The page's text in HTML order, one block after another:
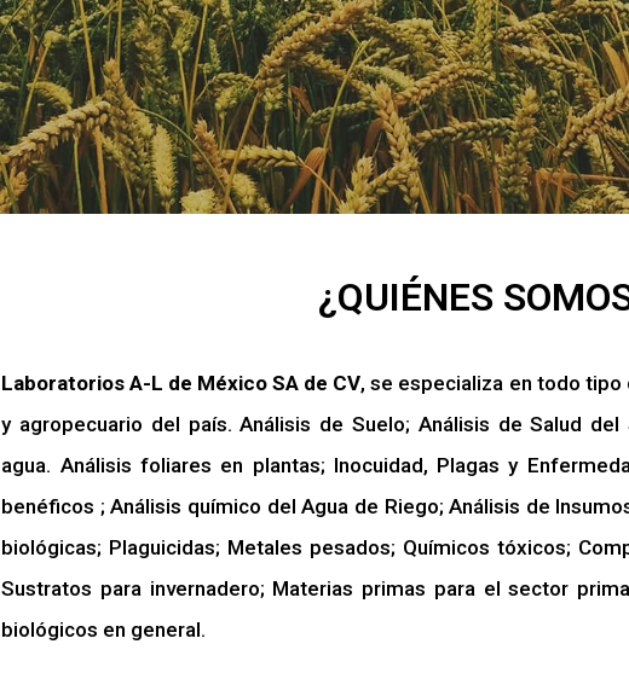
¿QUIÉNES
Laboratorios A-L de México SA de CV, se especializa en todo
y agropecuario del país. Análisis de Suelo; Análisis de Salud
agua. Análisis foliares en plantas; Inocuidad, Plagas y
benéficos ; Análisis químico del Agua de Riego; Análisis de
biológicas; Plaguicidas; Metales pesados; Químicos tóxicos;
Sustratos para invernadero; Materias primas para el sector
biológicos en general.